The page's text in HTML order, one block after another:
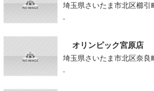
埼玉県さいたま市北区櫛引
-
オリンピック宮原店
埼玉県さいたま市北区奈良
-